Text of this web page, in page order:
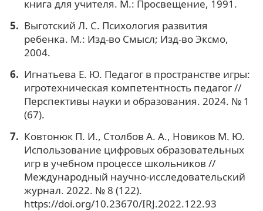
книга для учителя. М.: Просвещение, 1991.
Выготский Л. С. Психология развития
ребенка. М.: Изд-во Смысл; Изд-во Эксмо,
2004.
Игнатьева Е. Ю. Педагог в пространстве игры:
игротехническая компетентность педагог //
Перспективы науки и образования. 2024. № 1
(67).
Ковтонюк П. И., Столбов А. А., Новиков М. Ю.
Использование цифровых образовательных
игр в учебном процессе школьников //
Международный научно-исследовательский
журнал. 2022. № 8 (122).
https://doi.org/10.23670/IRJ.2022.122.93